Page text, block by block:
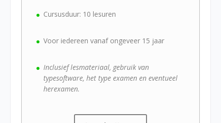
Cursusduur: 10 lesuren
Voor iedereen vanaf ongeveer 15 jaar
Inclusief lesmateriaal, gebruik van
typesoftware, het type examen en eventueel
herexamen.